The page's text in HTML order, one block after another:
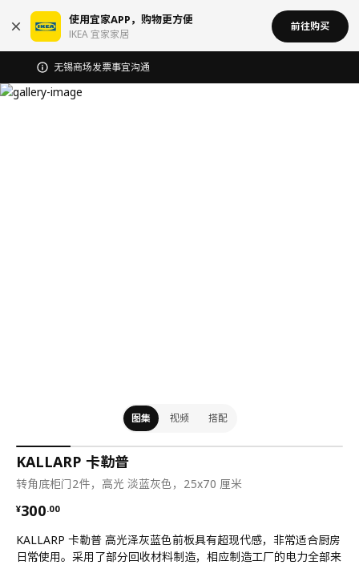
使用宜家APP，购物更方便
IKEA 宜家家居
前往购买
无锡商场发票事宜沟通
图集 视频 搭配
KALLARP 卡勒普
转角底柜门2件，高光 淡蓝灰色，25x70 厘米
¥300.00
¥ 300.00
KALLARP 卡勒普 高光泽灰蓝色前板具有超现代感，非常适合厨房
日常使用。采用了部分回收材料制造，相应制造工厂的电力全部来